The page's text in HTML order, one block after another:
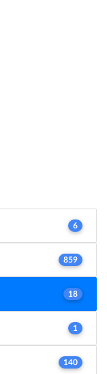
6
859
18
1
140